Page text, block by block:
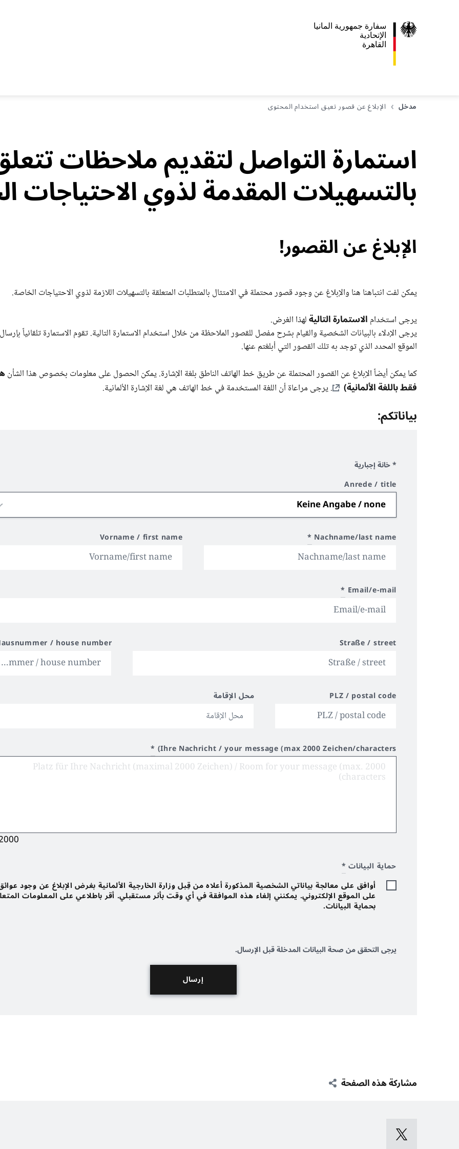
سفارة جمهورية المانيا
اﻹتحادية
القاهرة
مدخل الإبلاغ عن قصور تعيق استخدام المحتوى
استمارة التواصل لتقديم ملاحظات
بالتسهيلات المقدمة لذوي الاحتياجات
الإبلاغ عن القصور!
يمكن لفت انتباهنا هنا والإبلاغ عن وجود قصور محتملة في الامتثال بالمتطلبات المتعلقة بالتسهيلات اللازمة لذوي الاحتياجات الخاصة.
يرجى استخدام الاستمارة التاليةلهذا الغرض.
يرجى الإدلاء بالبيانات الشخصية والقيام بشرح مفصل للقصور الملاحظة من خلال استخدام الاستمارة التالية. تقوم الاستمارة تلقائياً
الموقع المحدد الذي توجد به تلك القصور التي أبلغتم عنها.
كما يمكن أيضاً الإبلاغ عن القصور المحتملة عن طريق خط الهاتف الناطق بلغة الإشارة. يمكن الحصول على معلومات بخصوص هذا الشأن
فقط باللغة الألمانية) . يرجى مراعاة أن اللغة المستخدمة في خط الهاتف هي لغة الإشارة الألمانية.
بياناتكم:
* خانة إجبارية
Anrede / title
Nachname/last name
*
Vorname / first name
Email/e-mail
*
Straße / street
/ house number
PLZ / postal code محل الإقامة
Ihre Nachricht / your message (max 2000 Zeichen/characters)
*
حماية البيانات *
أوافق على معالجة بياناتي الشخصية المذكورة أعلاه من قِبل وزارة الخارجية الألمانية بغرض الإبلاغ عن وجود
على الموقع الإلكتروني. يمكنني إلغاء هذه الموافقة في أي وقت بأثر مستقبلي. أقر باطلاعي على المعلومات
بحماية البيانات.
يرجى التحقق من صحة البيانات المدخلة قبل الإرسال.
مشاركة هذه الصفحة